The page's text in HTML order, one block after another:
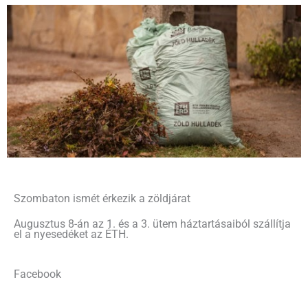
Szombaton ismét érkezik a zöldjárat
Augusztus 8-án az 1. és a 3. ütem háztartásaiból szállítja
el a nyesedéket az ÉTH.
Facebook